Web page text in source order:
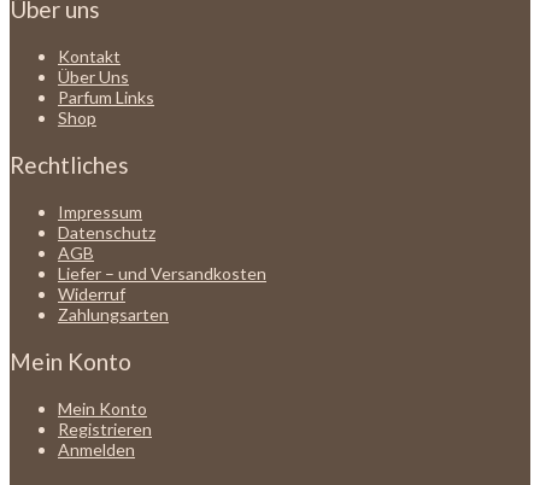
Über uns
Kontakt
Über Uns
Parfum Links
Shop
Rechtliches
Impressum
Datenschutz
AGB
Liefer – und Versandkosten
Widerruf
Zahlungsarten
Mein Konto
Mein Konto
Registrieren
Anmelden